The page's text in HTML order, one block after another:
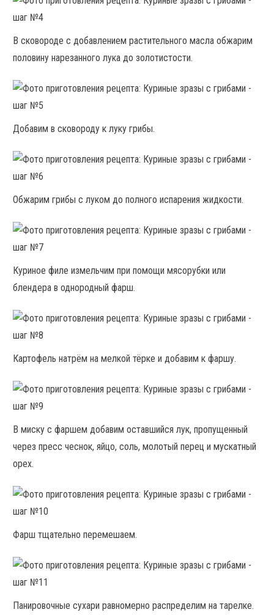
В сковороде с добавлением растительного масла обжарим
половину нарезанного лука до золотистости.
Добавим в сковороду к луку грибы.
Обжарим грибы с луком до полного испарения жидкости.
Куриное филе измельчим при помощи мясорубки или
блендера в однородный фарш.
Картофель натрём на мелкой тёрке и добавим к фаршу.
В миску с фаршем добавим оставшийся лук, пропущенный
через пресс чеснок, яйцо, соль, молотый перец и мускатный
орех.
Фарш тщательно перемешаем.
Панировочные сухари равномерно распределим на тарелке.